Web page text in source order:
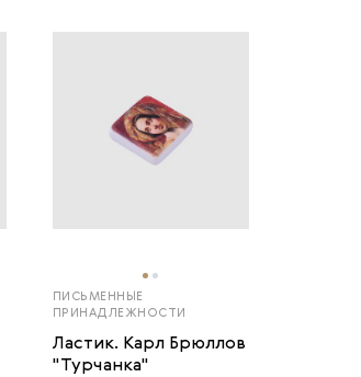
ПИСЬМЕННЫЕ
ПРИНАДЛЕЖНОСТИ
Ластик. Карл Брюллов
"Турчанка"